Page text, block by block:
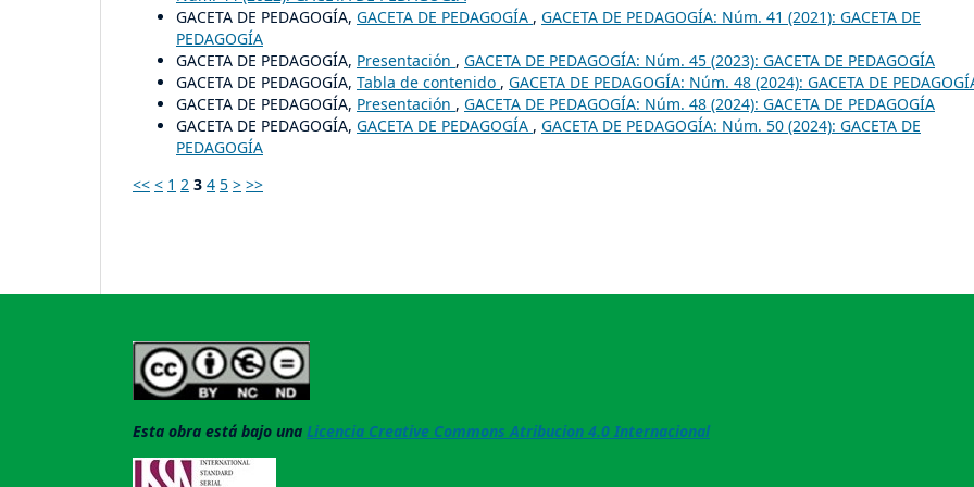
GACETA DE PEDAGOGÍA, GACETA DE PEDAGOGÍA , GACETA DE PEDAGOGÍA: Núm. 41 (2021): GACETA DE
PEDAGOGÍA
GACETA DE PEDAGOGÍA, Presentación , GACETA DE PEDAGOGÍA: Núm. 45 (2023): GACETA DE PEDAGOGÍA
GACETA DE PEDAGOGÍA, Tabla de contenido , GACETA DE PEDAGOGÍA: Núm. 48 (2024): GACETA DE
GACETA DE PEDAGOGÍA, Presentación , GACETA DE PEDAGOGÍA: Núm. 48 (2024): GACETA DE PEDAGOGÍA
GACETA DE PEDAGOGÍA, GACETA DE PEDAGOGÍA , GACETA DE PEDAGOGÍA: Núm. 50 (2024): GACETA DE
PEDAGOGÍA
<< < 1 2 3 4 5 > >>
Esta obra está bajo una Licencia Creative Commons Atribucion 4.0 Internacional